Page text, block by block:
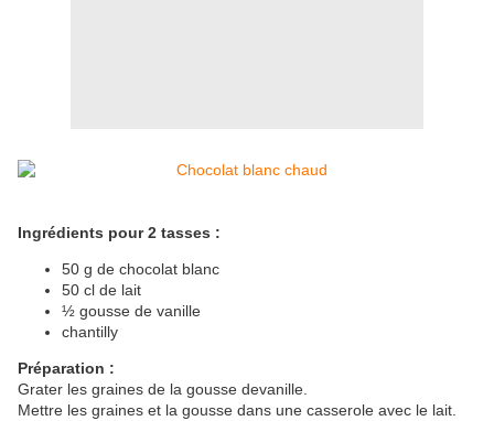
Ingrédients pour 2 tasses :
50 g de chocolat blanc
50 cl de lait
½ gousse de vanille
chantilly
Préparation :
Grater les graines de la gousse devanille.
Mettre les graines et la gousse dans une casserole avec le lait.